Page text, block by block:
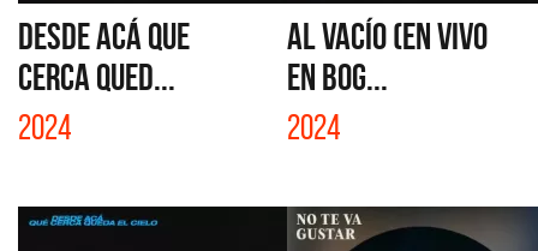
DESDE ACÁ QUE
CERCA QUED...
2024
AL VACÍO (EN VIVO
EN BOG...
2024